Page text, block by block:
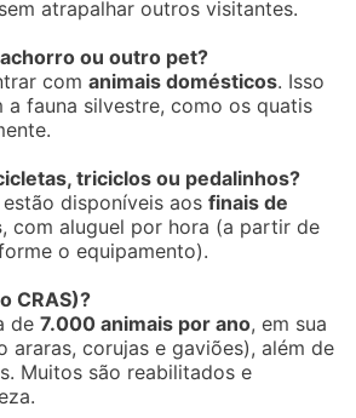
navegador para a próxima